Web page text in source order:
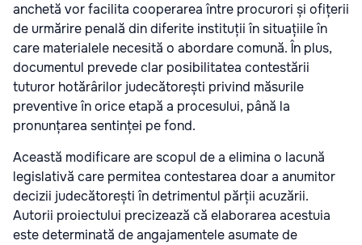
anchetă vor facilita cooperarea între procurori și ofițerii
de urmărire penală din diferite instituții în situațiile în
care materialele necesită o abordare comună. În plus,
documentul prevede clar posibilitatea contestării
tuturor hotărârilor judecătorești privind măsurile
preventive în orice etapă a procesului, până la
pronunțarea sentinței pe fond.
Această modificare are scopul de a elimina o lacună
legislativă care permitea contestarea doar a anumitor
decizii judecătorești în detrimentul părții acuzării.
Autorii proiectului precizează că elaborarea acestuia
este determinată de angajamentele asumate de